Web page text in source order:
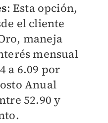
: Esta opción,
el cliente
maneja
mensual
a 6.09 por
Anual
52.90 y